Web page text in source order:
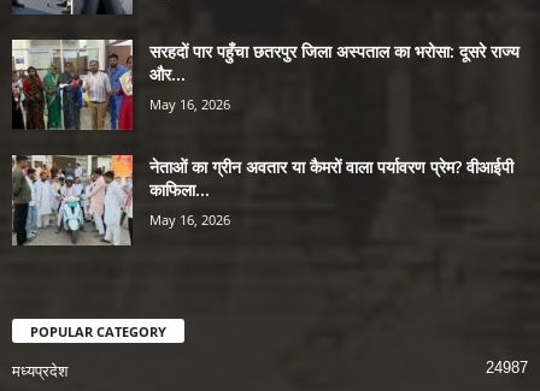
सरहदों पार पहुँचा छतरपुर जिला अस्पताल का भरोसा: दूसरे राज्य
और...
May 16, 2026
नेताओं का ग्रीन अवतार या कैमरों वाला पर्यावरण प्रेम? वीआईपी
काफिला...
May 16, 2026
POPULAR CATEGORY
मध्यप्रदेश 24987